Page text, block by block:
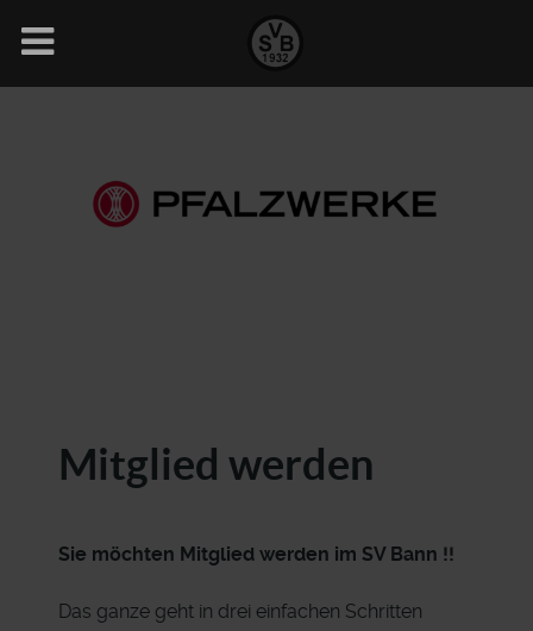
Mitglied werden
Sie möchten Mitglied werden im SV Bann !!
Das ganze geht in drei einfachen Schritten